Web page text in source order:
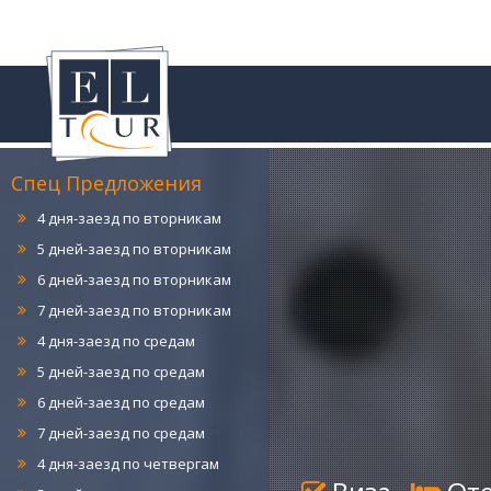
Спец Предложения
4 дня-заезд по понедельникам
5 дней-заезд по понедельникам
6 дней-заезд по понедельникам
4 дня-заезд по вторникам
5 дней-заезд по вторникам
6 дней-заезд по вторникам
7 дней-заезд по вторникам
4 дня-заезд по средам
5 дней-заезд по средам
6 дней-заезд по средам
7 дней-заезд по средам
4 дня-заезд по четвергам
5 дней -заезд по четвергам